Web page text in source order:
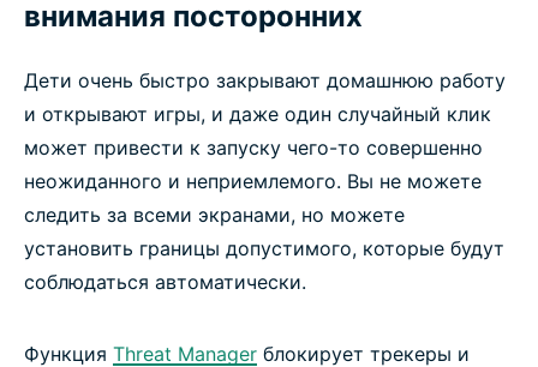
внимания посторонних
Дети очень быстро закрывают домашнюю работу
и открывают игры, и даже один случайный клик
может привести к запуску чего-то совершенно
неожиданного и неприемлемого. Вы не можете
следить за всеми экранами, но можете
установить границы допустимого, которые будут
соблюдаться автоматически.
Функция Threat Manager блокирует трекеры и